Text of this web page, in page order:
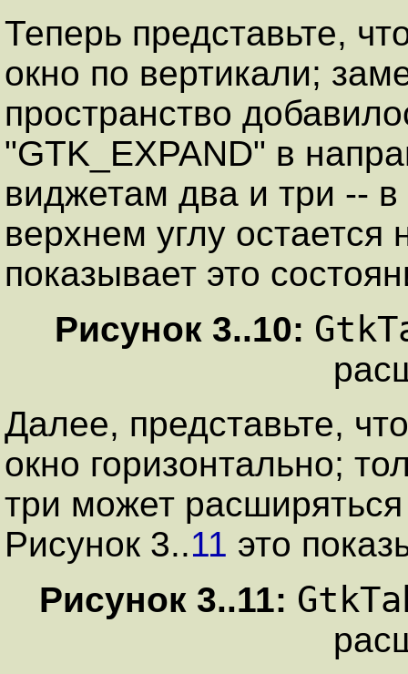
Теперь представьте,
окно по вертикали;
пространство
"GTK_EXPAND" в
виджетам два и три --
верхнем углу
показывает это
Рисунок 3..10:
Далее, представьте,
окно горизонтально;
три может расширяться
Рисунок 3..11 это
Рисунок 3..11: